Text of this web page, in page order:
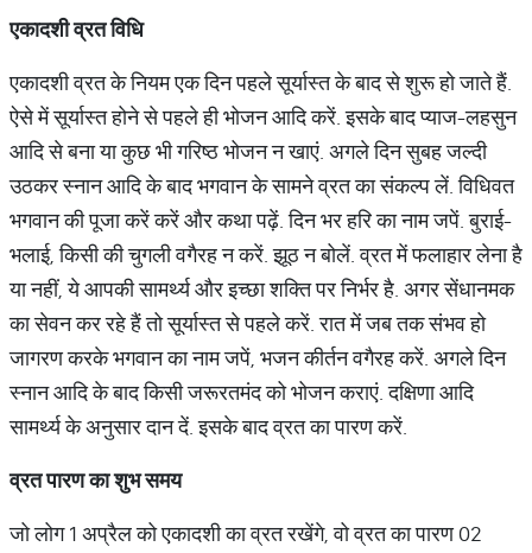
एकादशीव्रतविधि
एकादशी व्रत के नियम एक दिन पहले सूर्यास्‍त के बाद से शुरू हो जाते हैं.
ऐसे में सूर्यास्‍त होने से पहले ही भोजन आदि करें. इसके बाद प्‍याज-लहसुन
आदि से बना या कुछ भी गरिष्‍ठ भोजन न खाएं. अगले दिन सुबह जल्‍दी
उठकर स्‍नान आदि के बाद भगवान के सामने व्रत का संकल्‍प लें. विधिवत
भगवान की पूजा करें करें और कथा पढ़ें. दिन भर हरि का नाम जपें. बुराई-
भलाई, किसी की चुगली वगैरह न करें. झूठ न बोलें. व्रत में फलाहार लेना है
या नहीं, ये आपकी सामर्थ्‍य और इच्‍छा शक्ति पर निर्भर है. अगर सेंधानमक
का सेवन कर रहे हैं तो सूर्यास्‍त से पहले करें. रात में जब तक संभव हो
जागरण करके भगवान का नाम जपें, भजन कीर्तन वगैरह करें. अगले दिन
स्‍नान आदि के बाद किसी जरूरतमंद को भोजन कराएं. दक्षिणा आदि
सामर्थ्‍य के अनुसार दान दें. इसके बाद व्रत का पारण करें.
व्रतपारणकाशुभसमय
जो लोग 1 अप्रैल को एकादशी का व्रत रखेंगे, वो व्रत का पारण 02